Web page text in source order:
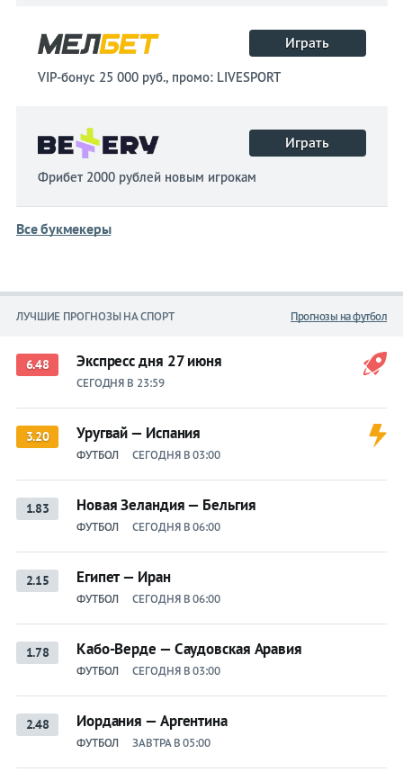
Играть
VIP-бонус 25 000 руб., промо: LIVESPORT
Играть
Фрибет 2000 рублей новым игрокам
Все букмекеры
ЛУЧШИЕ ПРОГНОЗЫ НА СПОРТ Прогнозы на футбол
6.48 Экспресс дня 27 июня
СЕГОДНЯ В 23:59
3.20 Уругвай — Испания
ФУТБОЛ СЕГОДНЯ В 03:00
1.83 Новая Зеландия — Бельгия
ФУТБОЛ СЕГОДНЯ В 06:00
2.15 Египет — Иран
ФУТБОЛ СЕГОДНЯ В 06:00
1.78 Кабо-Верде — Саудовская Аравия
ФУТБОЛ СЕГОДНЯ В 03:00
2.48 Иордания — Аргентина
ФУТБОЛ ЗАВТРА В 05:00